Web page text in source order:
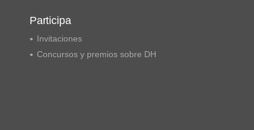
Participa
Invitaciones
Concursos y premios sobre DH